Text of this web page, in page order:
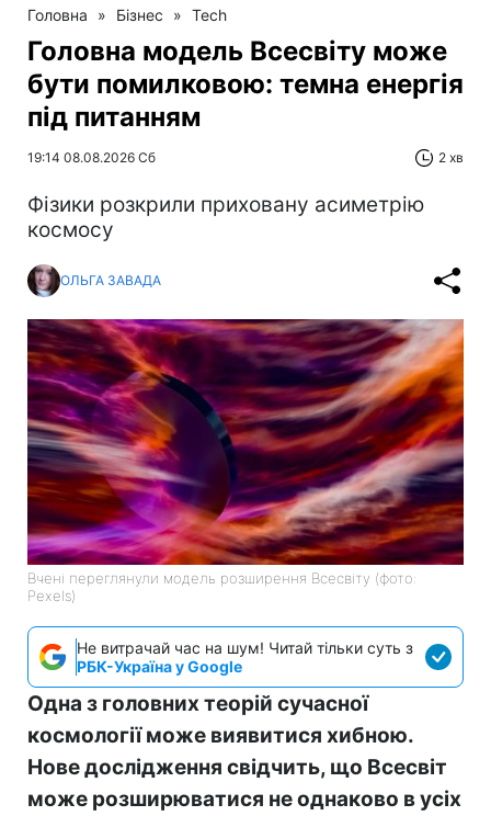
Головна » Бізнес » Tech
Головна модель Всесвіту може
бути помилковою: темна енергія
під питанням
19:14 08.08.2026 Сб 2 хв
Фізики розкрили приховану асиметрію
космосу
ОЛЬГА ЗАВАДА
Вчені переглянули модель розширення Всесвіту (фото:
Pexels)
Не витрачай час на шум! Читай тільки суть з
РБК-Україна у Google
Одна з головних теорій сучасної
космології може виявитися хибною.
Нове дослідження свідчить, що Всесвіт
може розширюватися не однаково в усіх